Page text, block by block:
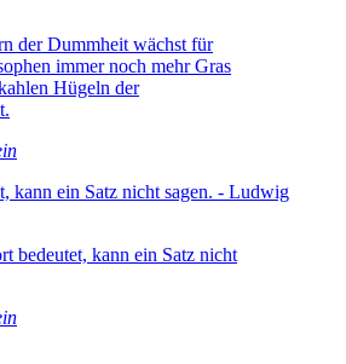
der Dummheit wächst für
immer noch mehr Gras
Hügeln der
bedeutet, kann ein Satz nicht